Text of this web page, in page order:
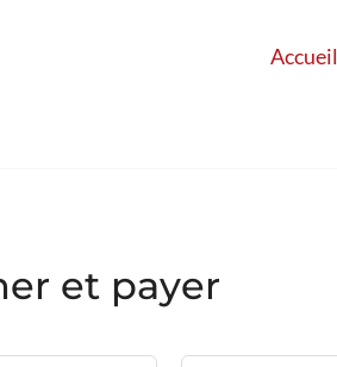
Accueil
et payer